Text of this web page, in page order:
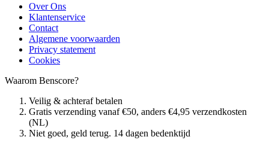
Over Ons
Klantenservice
Contact
Algemene voorwaarden
Privacy statement
Cookies
Waarom Benscore?
Veilig & achteraf betalen
Gratis verzending vanaf €50, anders €4,95 verzendkosten
(NL)
Niet goed, geld terug. 14 dagen bedenktijd